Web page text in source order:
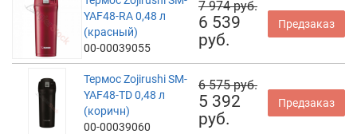
YAF48-RA 0,48 л
(красный)
00-00039055
7 974 руб.
6 539
руб.
Предзаказ
Термос Zojirushi SM-
YAF48-TD 0,48 л
(коричн)
00-00039060
6 575 руб.
5 392
руб.
Предзаказ